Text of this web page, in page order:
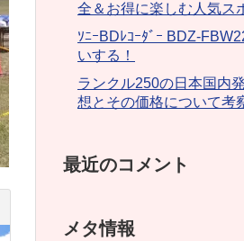
全＆お得に楽しむ人気ス
ｿﾆｰBDﾚｺｰﾀﾞｰ BDZ-
いする！
ランクル250の日本国内
想とその価格について考
最近のコメント
メタ情報